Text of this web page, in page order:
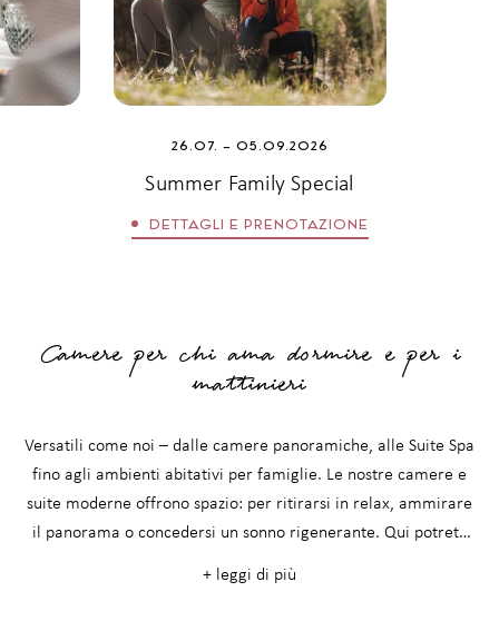
26.07. – 05.09.2026
Summer Family Special
DETTAGLI E PRENOTAZIONE
Camere per chi ama dormire e per i
mattinieri
Versatili come noi – dalle camere panoramiche, alle Suite Spa
fino agli ambienti abitativi per famiglie. Le nostre camere e
suite moderne offrono spazio: per ritirarsi in relax, ammirare
il panorama o concedersi un sonno rigenerante. Qui potrete
successiva e assaporare pienamente il presente. Qualunque
+ leggi di più